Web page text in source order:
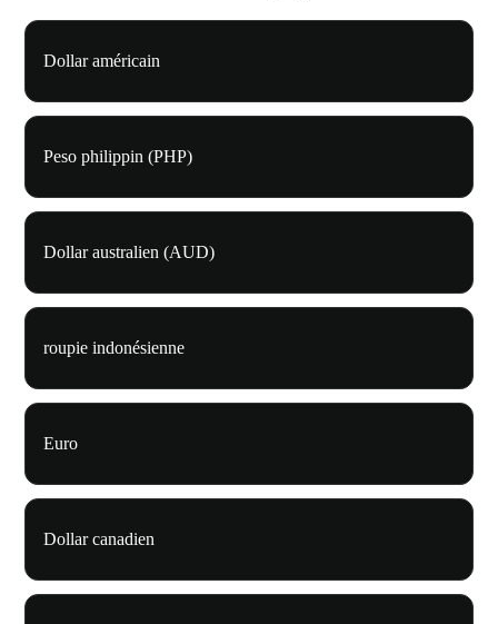
Dollar américain
Peso philippin (PHP)
Dollar australien (AUD)
roupie indonésienne
Euro
Dollar canadien